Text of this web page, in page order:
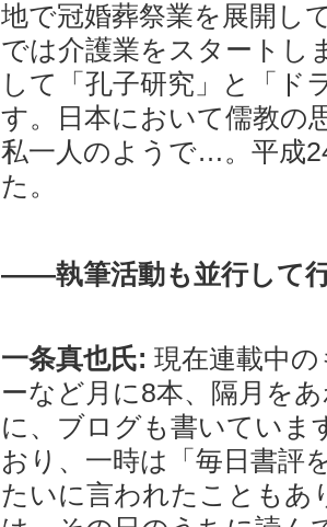
地で冠婚葬祭業を展開し
では介護業をスタートし
して「孔子研究」と「ド
す。日本において儒教の
私一人のようで…。平成
た。
――執筆活動も並行して
一条真也氏: 現在連載中
ーなど月に8本、隔月を
に、ブログも書いていま
おり、一時は「毎日書評
たいに言われたこともあ